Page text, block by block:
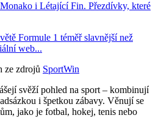
i Létající Fin. Přezdívky, které
Formule 1 téměř slavnější než
web...
ze zdrojů SportWin
svěží pohled na sport – kombinují
i špetkou zábavy. Věnují se
jako je fotbal, hokej, tenis nebo